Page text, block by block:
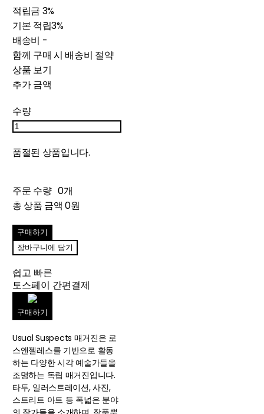
적립금 3%
기본 적립3%
배송비 -
함께 구매 시 배송비 절약
상품 보기
추가 금액
수량
품절된 상품입니다.
주문 수량 0개
총 상품 금액 0원
구매하기
장바구니에 담기
쉽고 빠른
토스페이 간편결제
구매하기
Usual Suspects 매거진은 로
스앤젤레스를 기반으로 활동
하는 다양한 시각 예술가들을
조명하는 독립 매거진입니다.
타투, 일러스트레이션, 사진,
스트리트 아트 등 폭넓은 분야